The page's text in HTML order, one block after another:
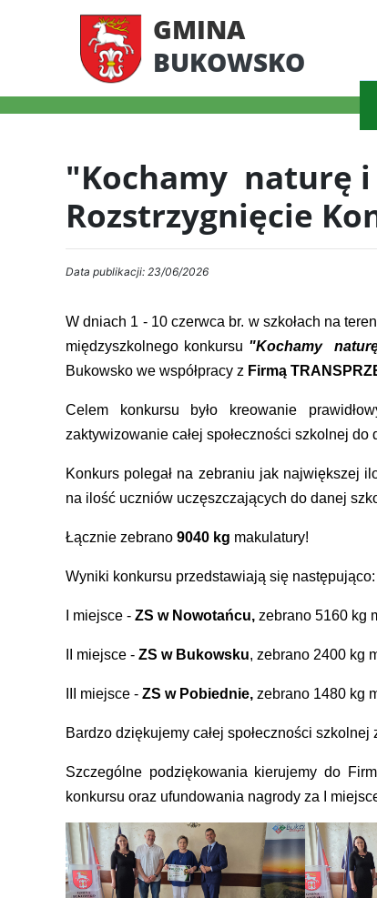
GMINA
BUKOWSKO
"Kochamy naturę
Rozstrzygnięcie
Data publikacji: 23/06/2026
W dniach 1 - 10 czerwca br. w szkołach na
międzyszkolnego konkursu "Kochamy
Bukowsko we współpracy z Firmą
Celem konkursu było kreowanie
zaktywizowanie całej społeczności szkolnej
Konkurs polegał na zebraniu jak największej
na ilość uczniów uczęszczających do danej
Łącznie zebrano 9040 kg makulatury!
Wyniki konkursu przedstawiają się następująco:
I miejsce - ZS w Nowotańcu, zebrano 5160 kg
II miejsce - ZS w Bukowsku, zebrano 2400 kg
III miejsce - ZS w Pobiednie, zebrano 1480 kg
Bardzo dziękujemy całej społeczności
Szczególne podziękowania kierujemy do
konkursu oraz ufundowania nagrody za I